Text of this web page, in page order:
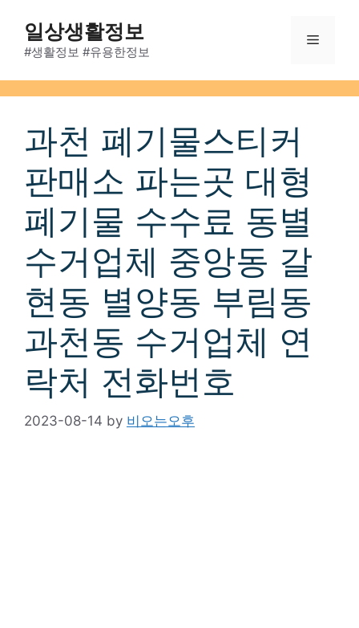
content
일상생활정보
#생활정보 #유용한정보
Menu
과천 폐기물스티커
판매소 파는곳 대형
폐기물 수수료 동별
수거업체 중앙동 갈
현동 별양동 부림동
과천동 수거업체 연
락처 전화번호
2023-08-14 by 비오는오후